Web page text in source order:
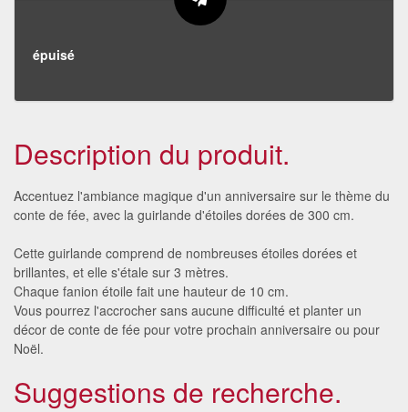
épuisé
Description du produit.
Accentuez l'ambiance magique d'un anniversaire sur le thème du
conte de fée, avec la guirlande d'étoiles dorées de 300 cm.
Cette guirlande comprend de nombreuses étoiles dorées et
brillantes, et elle s'étale sur 3 mètres.
Chaque fanion étoile fait une hauteur de 10 cm.
Vous pourrez l'accrocher sans aucune difficulté et planter un
décor de conte de fée pour votre prochain anniversaire ou pour
Noël.
Suggestions de recherche.